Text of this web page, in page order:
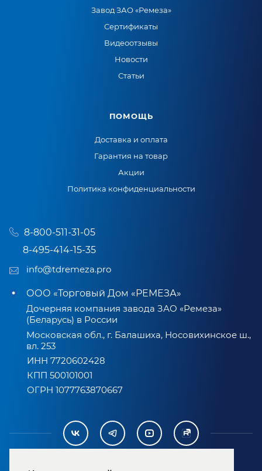
Завод ЗАО «Ремеза»
Сертификаты
Видеоотзывы
Новости
Статьи
ПОМОЩЬ
Доставка и оплата
Гарантия на товар
Акции
Политика конфиденциальности
8-800-511-31-05
8-495-414-15-35
info@tdremeza.pro
ООО «Торговый Дом «РЕМЕЗА»
Дочерняя компания завода ЗАО «Ремеза»
(Беларусь) в России
Московская обл., г. Балашиха, Носовихинское ш.,
вл. 253
ИНН 7720602428
КПП 500101001
ОГРН 1077763870667